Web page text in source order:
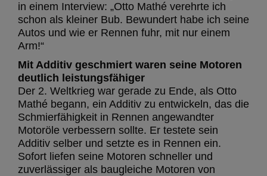
in einem Interview: „Otto Mathé verehrte ich
schon als kleiner Bub. Bewundert habe ich seine
Autos und wie er Rennen fuhr, mit nur einem
Arm!“
Mit Additiv geschmiert waren seine Motoren
deutlich leistungsfähiger
Der 2. Weltkrieg war gerade zu Ende, als Otto
Mathé begann, ein Additiv zu entwickeln, das die
Schmierfähigkeit in Rennen angewandter
Motoröle verbessern sollte. Er testete sein
Additiv selber und setzte es in Rennen ein.
Sofort liefen seine Motoren schneller und
zuverlässiger als baugleiche Motoren von